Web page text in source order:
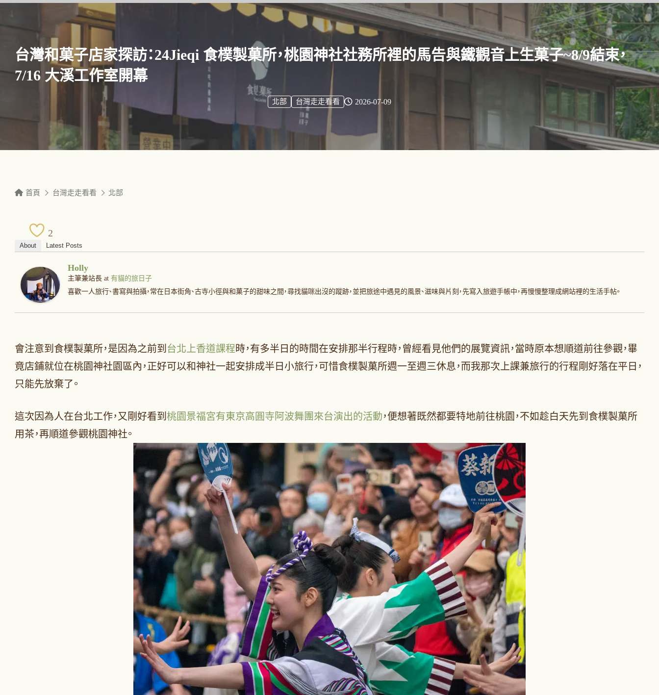
台灣和菓子店家探訪：24Jieqi 食樸製菓所，桃園神社社務所裡的馬告與鐵觀音上生菓子~8/9結束，
7/16 大溪工作室開幕
2026-07-09
北部 台灣走走看看
首頁 台灣走走看看 北部
2
About Latest Posts
Holly
主筆兼站長 at 有貓的旅日子
喜歡一人旅行、書寫與拍攝，常在日本街角、古寺小徑與和菓子的甜味之間，尋找貓咪出沒的蹤跡，並把旅途中遇見的風景、滋味與片刻，先寫入旅遊手帳中，再慢慢整理成網站裡的生活手帖。
會注意到食樸製菓所，是因為之前到 台北上香道課程時，有多半日的時間在安排那半行程時，曾經看見他們的展覽資訊，當時原本想順道前往參觀，畢
竟店鋪就位在桃園神社園區內，正好可以和神社一起安排成半日小旅行，可惜食樸製菓所週一至週三休息，而我那次上課兼旅行的行程剛好落在平日，
只能先放棄了。
這次因為人在台北工作，又剛好看到桃園景福宮有東京高圓寺阿波舞團來台演出的活動，便想著既然都要特地前往桃園，不如趁白天先到食樸製菓所
用茶，再順道參觀桃園神社。